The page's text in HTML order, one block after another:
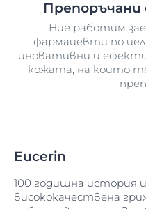
Ние работим
фармацевти по
иновативни и
кожата, на които
Eucerin
100 годишна история
висококачествена